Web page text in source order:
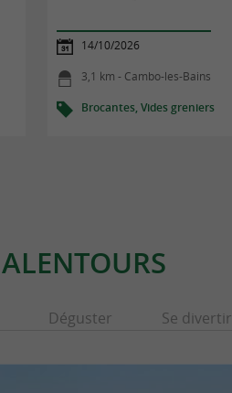
14/10/2026
3,1 km - Cambo-les-Bains
Brocantes, Vides greniers
Déguster Se divertir